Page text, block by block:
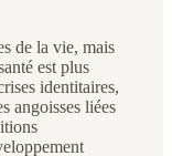
de la vie, mais
est plus
identitaires,
angoisses liées